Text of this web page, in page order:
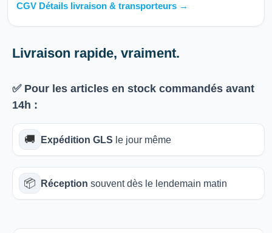
CGV Détails livraison & transporteurs →
Livraison rapide, vraiment.
✅ Pour les articles en stock commandés avant
14h :
🚚 Expédition GLS le jour même
📦 Réception souvent dès le lendemain matin